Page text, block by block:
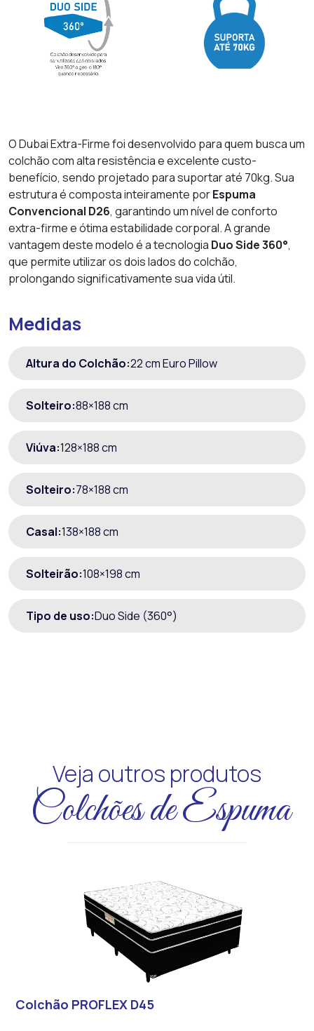
O Dubai Extra-Firme foi desenvolvido para quem busca um
colchão com alta resistência e excelente custo-
benefício, sendo projetado para suportar até 70kg. Sua
estrutura é composta inteiramente porEspuma
Convencional D26, garantindo um nível de conforto
extra-firme e ótima estabilidade corporal. A grande
vantagem deste modelo é a tecnologia Duo Side 360°,
que permite utilizar os dois lados do colchão,
prolongando significativamente sua vida útil.
Medidas
Altura do Colchão:22 cm Euro Pillow
Solteiro:88×188 cm
Viúva:128×188 cm
Solteiro:78×188 cm
Casal:138×188 cm
Solteirão:108×198 cm
Tipo de uso:Duo Side (360°)
Veja outros produtos
Colchões de Espuma
Colchão PROFLEX D45